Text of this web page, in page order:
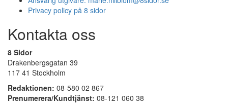
Privacy policy på 8 sidor
Kontakta oss
8 Sidor
Drakenbergsgatan 39
117 41 Stockholm
Redaktionen: 08-580 02 867
Prenumerera/Kundtjänst: 08-121 060 38